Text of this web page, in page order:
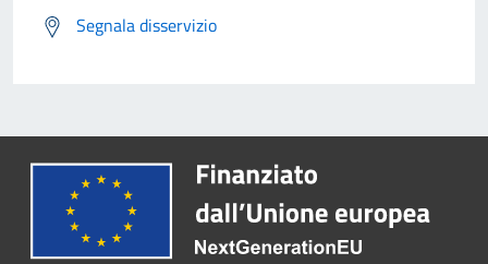
Segnala disservizio